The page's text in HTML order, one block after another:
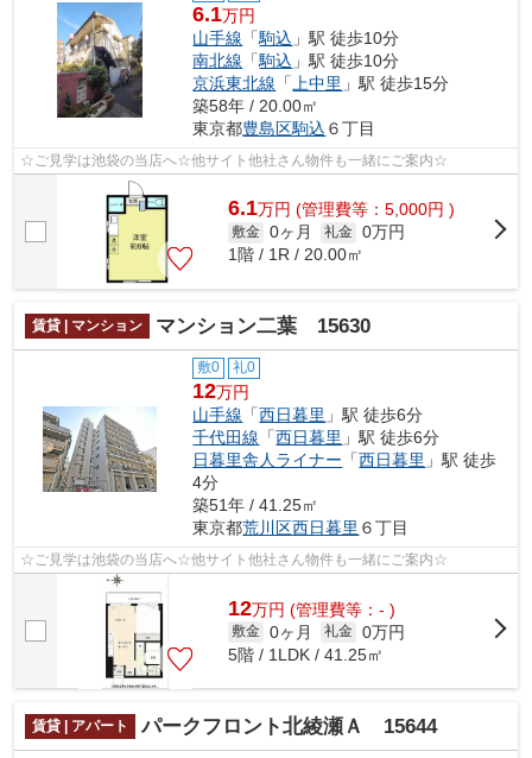
6.1万円
山手線 「駒込 」駅 徒歩10分
南北線 「駒込 」駅 徒歩10分
京浜東北線 「 上中里 」駅 徒歩15分
築58年 / 20.00㎡
東京都豊島区駒込 ６丁目
☆ご見学は池袋の当店へ☆他サイト他社さん物件も一緒にご案内☆
6.1万円 (管理費等：5,000円 )
敷金 0ヶ月 礼金 0万円
1階 / 1R / 20.00㎡
賃貸 | マンション マンション二葉 15630
敷0 礼0
12万円
山手線 「西日暮里 」駅 徒歩6分
千代田線 「西日暮里 」駅 徒歩6分
日暮里舎人ライナー 「西日暮里 」駅 徒歩
4分
築51年 / 41.25㎡
東京都荒川区西日暮里 ６丁目
☆ご見学は池袋の当店へ☆他サイト他社さん物件も一緒にご案内☆
12万円 (管理費等：- )
敷金 0ヶ月 礼金 0万円
5階 / 1LDK / 41.25㎡
賃貸 | アパート パークフロント北綾瀬Ａ 15644